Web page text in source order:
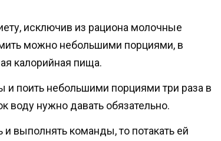
исключив из рациона молочные
можно небольшими порциями, в
калорийная пища.
поить небольшими порциями три раза в
воду нужно давать обязательно.
и выполнять команды, то потакать ей